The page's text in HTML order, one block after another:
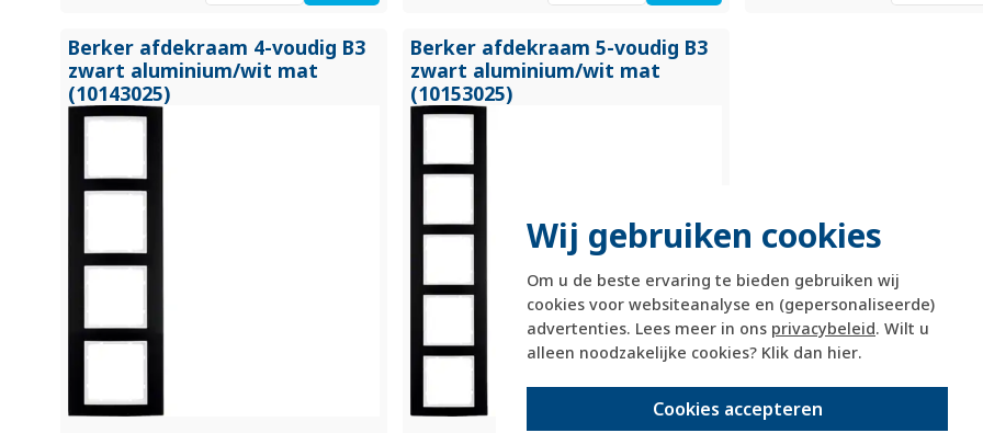
Wij gebruiken cookies
Om u de beste ervaring te bieden gebruiken wij
cookies voor websiteanalyse en (gepersonaliseerde)
advertenties. Lees meer in ons privacybeleid. Wilt u
alleen noodzakelijke cookies? Klik dan hier.
Cookies accepteren
Berker afdekraam 4-voudig B3
zwart aluminium/wit mat
(10143025)
Berker afdekraam 5-voudig B3
zwart aluminium/wit mat
(10153025)